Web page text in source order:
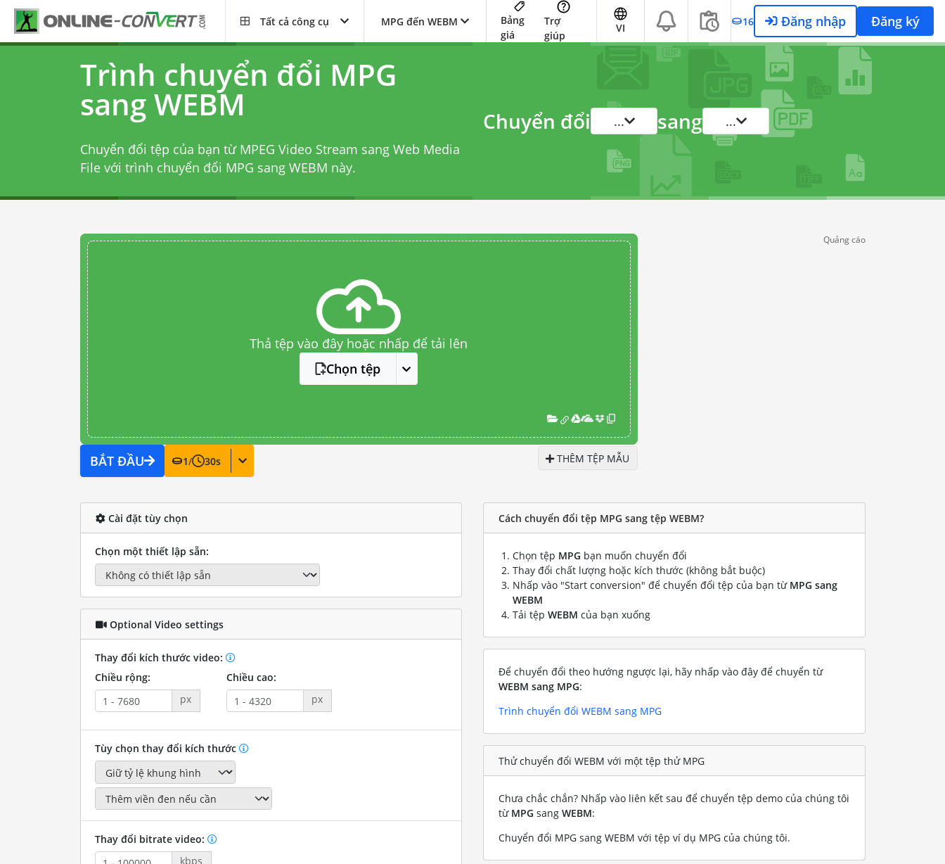
Tất cả công cụ MPG đến WEBM
Bảng
giá
Trợ
giúp
VI 16 Đăng nhập Đăng ký
Trình chuyển đổi MPG
sang WEBM
Chuyển đổi tệp của bạn từ MPEG Video Stream sang Web Media
File với trình chuyển đổi MPG sang WEBM này.
Chuyển đổi ... sang ...
Thả tệp vào đây hoặc nhấp để tải lên
Chọn tệp
BẮT ĐẦU 1/ 30s THÊM TỆP MẪU
Quảng cáo
Cài đặt tùy chọn
Chọn một thiết lập sẵn:
Optional Video settings
Thay đổi kích thước video:
Chiều rộng:
px
Chiều cao:
px
Tùy chọn thay đổi kích thước
Thay đổi bitrate video:
kbps
Cách chuyển đổi tệp MPG sang tệp WEBM?
Chọn tệp MPG bạn muốn chuyển đổi
Thay đổi chất lượng hoặc kích thước (không bắt buộc)
Nhấp vào "Start conversion" để chuyển đổi tệp của bạn từ MPG sang
WEBM
Tải tệp WEBM của bạn xuống
Để chuyển đổi theo hướng ngược lại, hãy nhấp vào đây để chuyển từ
WEBM sang MPG:
Trình chuyển đổi WEBM sang MPG
Thử chuyển đổi WEBM với một tệp thử MPG
Chưa chắc chắn? Nhấp vào liên kết sau để chuyển tệp demo của chúng tôi
từ MPG sang WEBM:
Chuyển đổi MPG sang WEBM với tệp ví dụ MPG của chúng tôi.